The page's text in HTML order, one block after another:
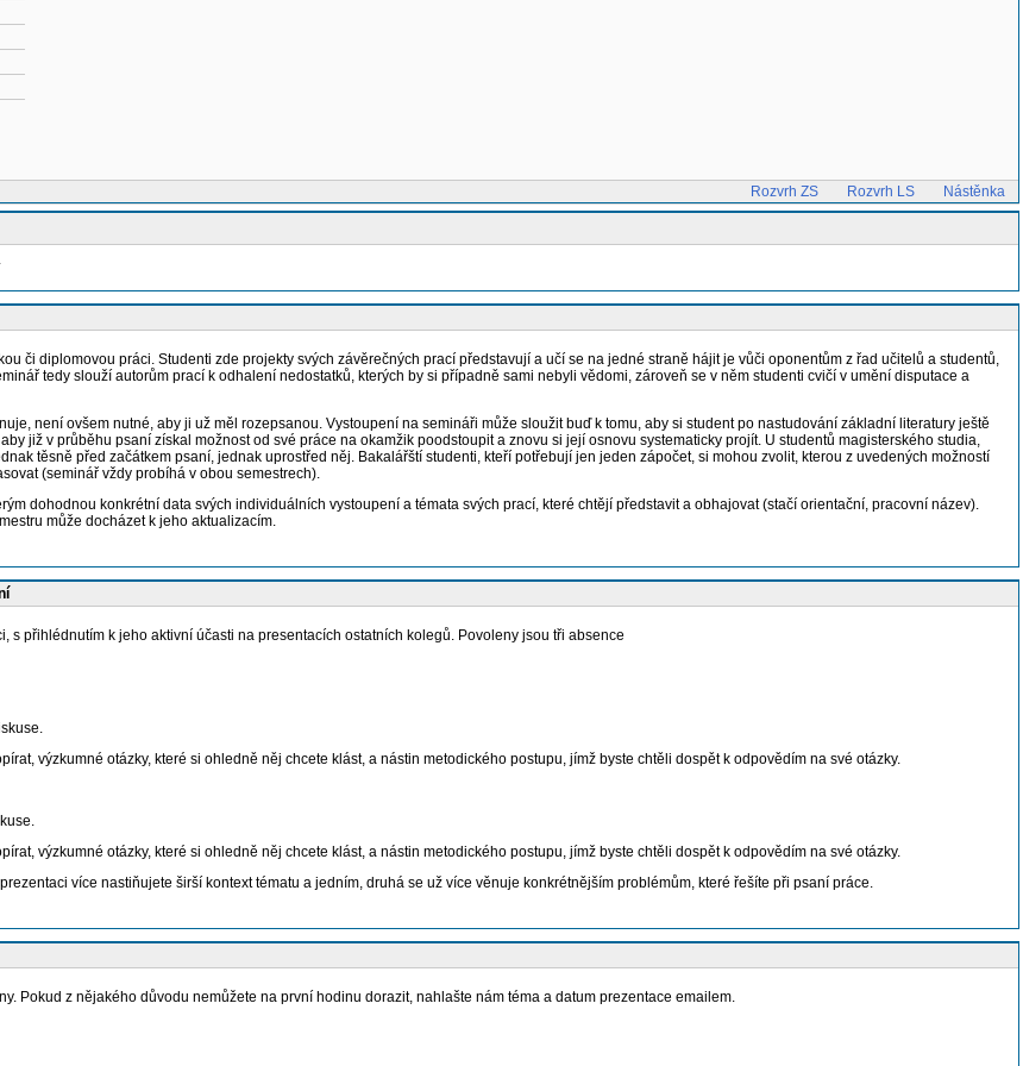
Rozvrh ZS Rozvrh LS Nástěnka
či diplomovou práci. Studenti zde projekty svých závěrečných prací představují a učí se na jedné straně hájit je vůči oponentům z řad učitelů a studentů,
tedy slouží autorům prací k odhalení nedostatků, kterých by si případně sami nebyli vědomi, zároveň se v něm studenti cvičí v umění disputace a
není ovšem nutné, aby ji už měl rozepsanou. Vystoupení na semináři může sloužit buď k tomu, aby si student po nastudování základní literatury ještě
již v průběhu psaní získal možnost od své práce na okamžik poodstoupit a znovu si její osnovu systematicky projít. U studentů magisterského studia,
těsně před začátkem psaní, jednak uprostřed něj. Bakalářští studenti, kteří potřebují jen jeden zápočet, si mohou zvolit, kterou z uvedených možností
(seminář vždy probíhá v obou semestrech).
dohodnou konkrétní data svých individuálních vystoupení a témata svých prací, které chtějí představit a obhajovat (stačí orientační, pracovní název).
může docházet k jeho aktualizacím.
přihlédnutím k jeho aktivní účasti na presentacích ostatních kolegů. Povoleny jsou tři absence
výzkumné otázky, které si ohledně něj chcete klást, a nástin metodického postupu, jímž byste chtěli dospět k odpovědím na své otázky.
výzkumné otázky, které si ohledně něj chcete klást, a nástin metodického postupu, jímž byste chtěli dospět k odpovědím na své otázky.
více nastiňujete širší kontext tématu a jedním, druhá se už více věnuje konkrétnějším problémům, které řešíte při psaní práce.
Pokud z nějakého důvodu nemůžete na první hodinu dorazit, nahlašte nám téma a datum prezentace emailem.